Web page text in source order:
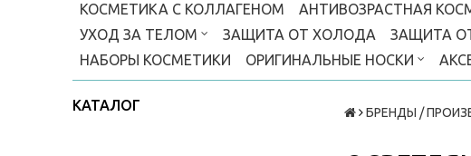
КОСМЕТИКА С КОЛЛАГЕНОМ
АНТИВОЗРАСТНАЯ
УХОД ЗА ТЕЛОМ
ЗАЩИТА ОТ ХОЛОДА ЗАЩИТА
НАБОРЫ КОСМЕТИКИ
ОРИГИНАЛЬНЫЕ НОСКИ
КАТАЛОГ БРЕНДЫ /